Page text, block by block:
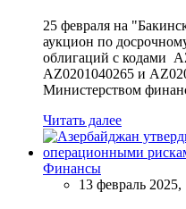
25 февраля на
аукцион по
облигаций с кодами
AZ0201040265 и
Министерством
Читать далее
Финансы
13 февраль 2025,